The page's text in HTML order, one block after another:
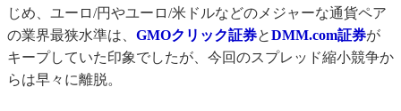
じめ、ユーロ/円やユーロ/米ドルなどのメジャーな通貨ペア
の業界最狭水準は、 GMOクリック証券とDMM.com証券が
キープしていた印象でしたが、今回のスプレッド縮小競争か
らは早々に離脱。